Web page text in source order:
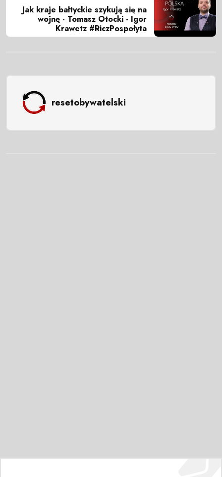
Jak kraje bałtyckie szykują się na
wojnę - Tomasz Otocki - Igor
Krawetz #RiczPospołyta
resetobywatelski